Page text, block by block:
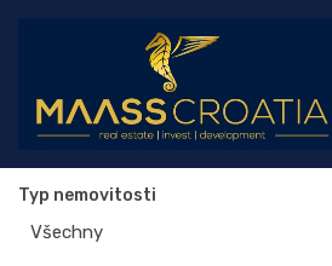
Typ nemovitosti
Všechny